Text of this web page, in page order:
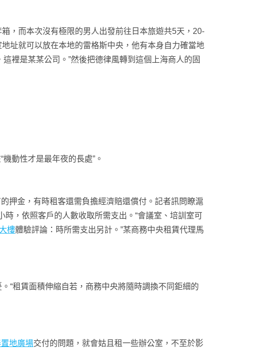
而本次沒有極限的男人出發前往日本旅遊共5天，20-
址就可以放在本地的雷格斯中央，他有本身自力確當地
裡是某某公司。”然後把德律風轉到這個上海商人的固
性才是最年夜的長處”。
金，有時租客還需負擔經濟賠還償付。記者訊問瞭滬
，依照客戶的人數收取所需支出。“會議室、培訓室可
樓體驗評論：時所需支出另計。”某商務中央租賃代理馬
賃面積伸縮自若，商務中央將隨時調換不同鉅細的
置地廣場交付的問題，就會姑且租一些辦公室，不至於影